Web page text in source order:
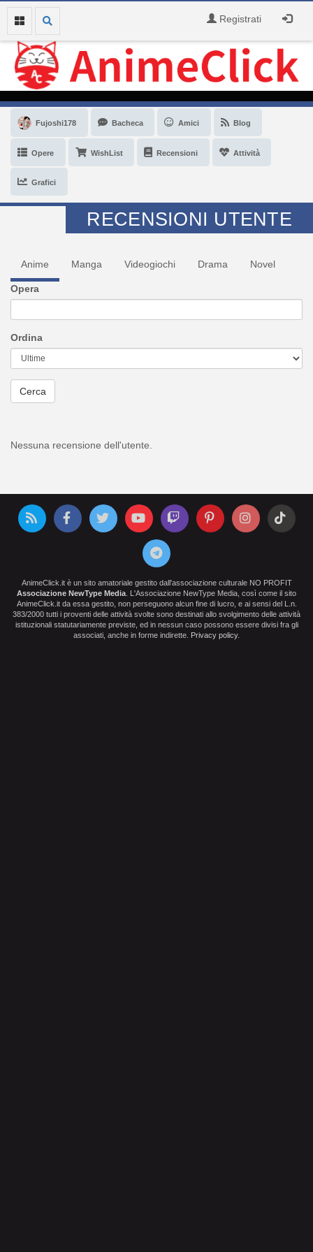
Registrati
Fujoshi178 Bacheca Amici Blog
Opere WishList Recensioni Attività
Grafici
RECENSIONI UTENTE
Anime Manga Videogiochi Drama Novel
Opera
Ordina
Cerca
Nessuna recensione dell'utente.
AnimeClick.it è un sito amatoriale gestito dall'associazione culturale NO PROFIT
Associazione NewType Media . L'Associazione NewType Media, così come il sito
AnimeClick.it da essa gestito, non perseguono alcun fine di lucro, e ai sensi del L.n.
383/2000 tutti i proventi delle attività svolte sono destinati allo svolgimento delle attività
istituzionali statutariamente previste, ed in nessun caso possono essere divisi fra gli
associati, anche in forme indirette. Privacy policy.